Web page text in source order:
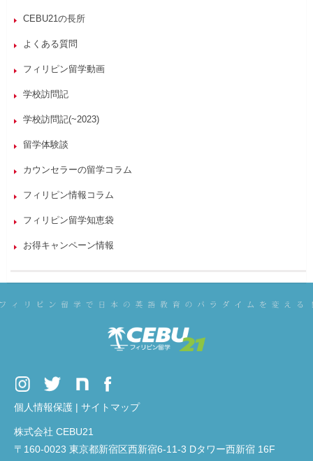
CEBU21の長所
よくある質問
フィリピン留学動画
学校訪問記
学校訪問記(~2023)
留学体験談
カウンセラーの留学コラム
フィリピン情報コラム
フィリピン留学知恵袋
お得キャンペーン情報
個人情報保護 | サイトマップ
株式会社 CEBU21
〒160-0023 東京都新宿区西新宿6-11-3 Dタワー西新宿 16F